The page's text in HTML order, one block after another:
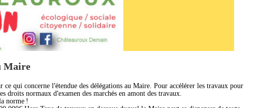
Maire
ce qui concerne l’étendue des délégations au Maire. Pour accélérer les travaux pour
droits normaux d’examen des marchés en amont des travaux.
norme !